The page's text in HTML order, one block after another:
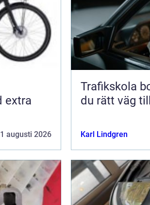
extra
augusti 2026
Trafikskola
du rätt väg
Karl Lindgren